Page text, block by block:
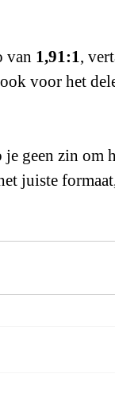
van 1,91:1,
voor het
geen zin om
juiste